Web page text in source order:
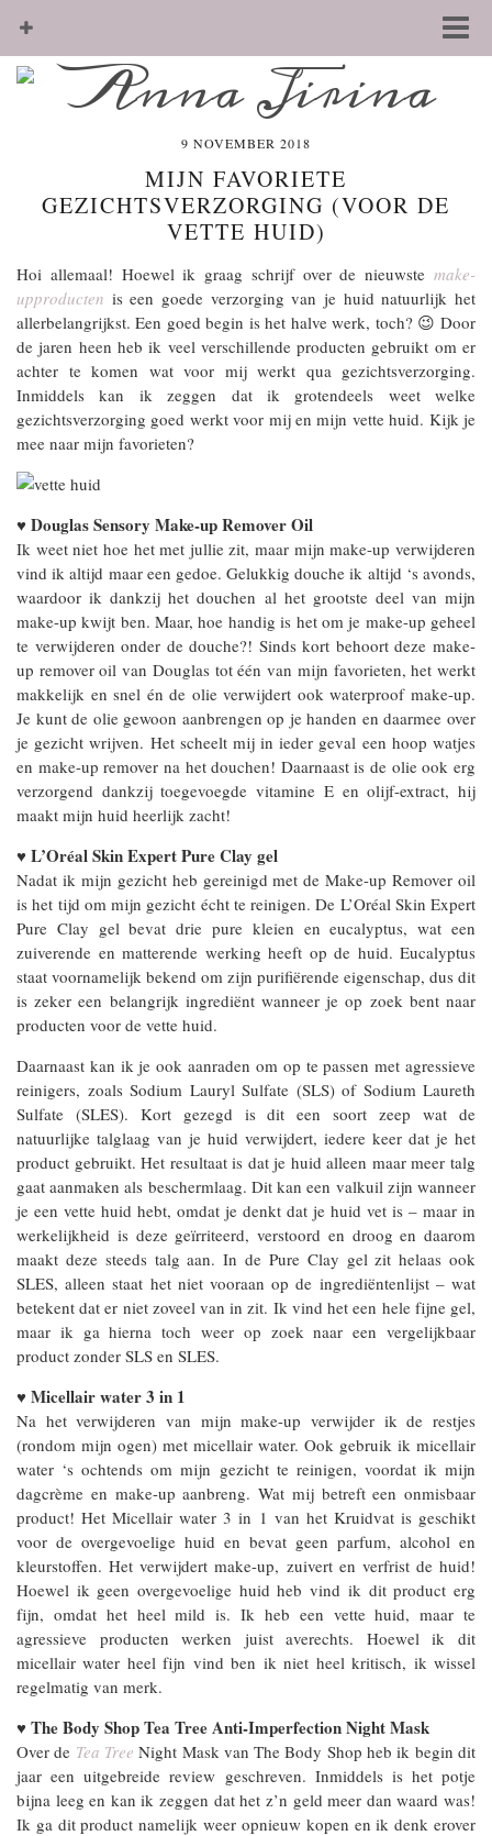
9 NOVEMBER 2018
MIJN FAVORIETE
GEZICHTSVERZORGING (VOOR DE
VETTE HUID)
Hoi allemaal! Hoewel ik graag schrijf over de nieuwste make-
upproducten is een goede verzorging van je huid natuurlijk het
allerbelangrijkst. Een goed begin is het halve werk, toch? 😉 Door
de jaren heen heb ik veel verschillende producten gebruikt om er
achter te komen wat voor mij werkt qua gezichtsverzorging.
Inmiddels kan ik zeggen dat ik grotendeels weet welke
gezichtsverzorging goed werkt voor mij en mijn vette huid. Kijk je
mee naar mijn favorieten?
♥ Douglas Sensory Make-up Remover Oil
Ik weet niet hoe het met jullie zit, maar mijn make-up verwijderen
vind ik altijd maar een gedoe. Gelukkig douche ik altijd ‘s avonds,
waardoor ik dankzij het douchen al het grootste deel van mijn
make-up kwijt ben. Maar, hoe handig is het om je make-up geheel
te verwijderen onder de douche?! Sinds kort behoort deze make-
up remover oil van Douglas tot één van mijn favorieten, het werkt
makkelijk en snel én de olie verwijdert ook waterproof make-up.
Je kunt de olie gewoon aanbrengen op je handen en daarmee over
je gezicht wrijven. Het scheelt mij in ieder geval een hoop watjes
en make-up remover na het douchen! Daarnaast is de olie ook erg
verzorgend dankzij toegevoegde vitamine E en olijf-extract, hij
maakt mijn huid heerlijk zacht!
♥ L’Oréal Skin Expert Pure Clay gel
Nadat ik mijn gezicht heb gereinigd met de Make-up Remover oil
is het tijd om mijn gezicht écht te reinigen. De L’Oréal Skin Expert
Pure Clay gel bevat drie pure kleien en eucalyptus, wat een
zuiverende en matterende werking heeft op de huid. Eucalyptus
staat voornamelijk bekend om zijn purifiërende eigenschap, dus dit
is zeker een belangrijk ingrediënt wanneer je op zoek bent naar
producten voor de vette huid.
Daarnaast kan ik je ook aanraden om op te passen met agressieve
reinigers, zoals Sodium Lauryl Sulfate (SLS) of Sodium Laureth
Sulfate (SLES). Kort gezegd is dit een soort zeep wat de
natuurlijke talglaag van je huid verwijdert, iedere keer dat je het
product gebruikt. Het resultaat is dat je huid alleen maar meer talg
gaat aanmaken als beschermlaag. Dit kan een valkuil zijn wanneer
je een vette huid hebt, omdat je denkt dat je huid vet is – maar in
werkelijkheid is deze geïrriteerd, verstoord en droog en daarom
maakt deze steeds talg aan. In de Pure Clay gel zit helaas ook
SLES, alleen staat het niet vooraan op de ingrediëntenlijst – wat
betekent dat er niet zoveel van in zit. Ik vind het een hele fijne gel,
maar ik ga hierna toch weer op zoek naar een vergelijkbaar
product zonder SLS en SLES.
♥ Micellair water 3 in 1
Na het verwijderen van mijn make-up verwijder ik de restjes
(rondom mijn ogen) met micellair water. Ook gebruik ik micellair
water ‘s ochtends om mijn gezicht te reinigen, voordat ik mijn
dagcrème en make-up aanbreng. Wat mij betreft een onmisbaar
product! Het Micellair water 3 in 1 van het Kruidvat is geschikt
voor de overgevoelige huid en bevat geen parfum, alcohol en
kleurstoffen. Het verwijdert make-up, zuivert en verfrist de huid!
Hoewel ik geen overgevoelige huid heb vind ik dit product erg
fijn, omdat het heel mild is. Ik heb een vette huid, maar te
agressieve producten werken juist averechts. Hoewel ik dit
micellair water heel fijn vind ben ik niet heel kritisch, ik wissel
regelmatig van merk.
♥ The Body Shop Tea Tree Anti-Imperfection Night Mask
Over de Tea Tree Night Mask van The Body Shop heb ik begin dit
jaar een uitgebreide review geschreven. Inmiddels is het potje
bijna leeg en kan ik zeggen dat het z’n geld meer dan waard was!
Ik ga dit product namelijk weer opnieuw kopen en ik denk erover